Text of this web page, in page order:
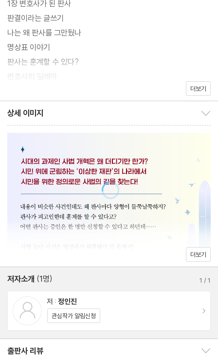
적인 이유를 저자 자신의 체험에서 우러난 솔직한 고백을 통해 속속
들이 보여준다. 이 책을 읽고 나면 독자는 민주주의를 법정의 원칙으
로 세우는 사법 개혁이야말로 더 미룰 수 없는 우리 시대의 절박한
과제임을 절감하게 될 것이다. 판사들의 내면에 박힌 법관제일주의
라는 반시대적 오만을 민주주의 원칙으로 바로 세우지 않는 한 우리
의 국민주권은 언제까지나 반쪽짜리 신세를 면치 못할 것임을 이 책
은 설득력 있게 이야기한다.
1장 변호사가 된 판사
판결이라는 글쓰기
나는 왜 판사를 그만뒀나
명상표 이야기
판사는 훈계할 수 있다?
변호사의 딜레마
법과 상상력
법관은 재판을 할 때 재판을 받는다
법 형식주의를 넘어서
사법 철학으로서 민주주의
법대 아래 타자들
실체적 진실과 절차적 정의
판결은 소통이다
판사의 막말
3장 누구를 위한 법인가?
양형의 이유 _성폭력범죄
위안부 손해배상 판결을 보는 시각 _주권 면제
낙태는 전면적 비범죄화가 옳다 _낙태권
더보기
상세 이미지
더보기
저자소개 (1명) 1 /1
저 : 정인진
관심작가 알림신청
출판사 리뷰